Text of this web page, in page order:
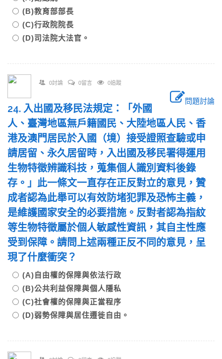
(B)教育部部長
(C)行政院院長
(D)司法院大法官。
0討論 0留言 0追蹤
問題討論
24. 入出國及移民法規定：「外國
人、臺灣地區無戶籍國民、大陸地區人民、香
港及澳門居民於入國（境）接受證照查驗或申
請居留、永久居留時，入出國及移民署得運用
生物特徵辨識科技，蒐集個人識別資料後錄
存。」此一條文一直存在正反對立的意見，贊
成者認為此舉可以有效防堵犯罪及恐怖主義，
是維護國家安全的必要措施。反對者認為指紋
等生物特徵屬於個人敏感性資訊，其自主性應
受到保障。請問上述兩種正反不同的意見，呈
現了什麼衝突？
(A)自由權的保障與依法行政
(B)公共利益保障與個人隱私
(C)社會權的保障與正當程序
(D)弱勢保障與居住遷徙自由。